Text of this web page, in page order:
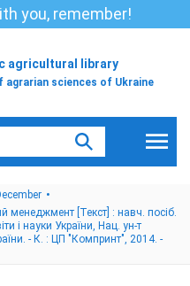
you, remember!
agricultural library
agrarian sciences of Ukraine
менеджмент [Текст] : навч. посіб.
і науки України, Нац. ун-т
- К. : ЦП "Компринт", 2014. -